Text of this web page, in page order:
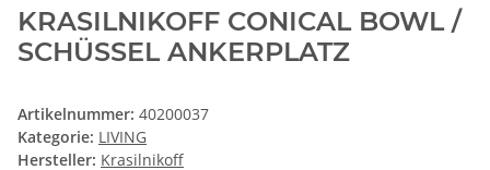
KRASILNIKOFF CONICAL BOWL /
SCHÜSSEL ANKERPLATZ
Artikelnummer: 40200037
Kategorie: LIVING
Hersteller: Krasilnikoff